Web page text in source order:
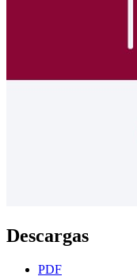
Descargas
PDF